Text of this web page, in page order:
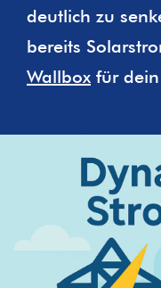
deutlich zu
bereits
Wallboxfür dein